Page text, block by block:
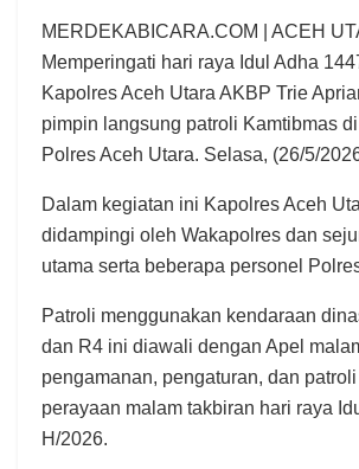
MERDEKABICARA.COM | ACEH
Memperingati hari raya Idul Adha
Kapolres Aceh Utara AKBP Trie
pimpin langsung patroli Kamtibmas
Polres Aceh Utara. Selasa, (26/5/
Dalam kegiatan ini Kapolres Aceh
didampingi oleh Wakapolres dan
utama serta beberapa personel
Patroli menggunakan kendaraan
dan R4 ini diawali dengan Apel
pengamanan, pengaturan, dan
perayaan malam takbiran hari raya
H/2026.